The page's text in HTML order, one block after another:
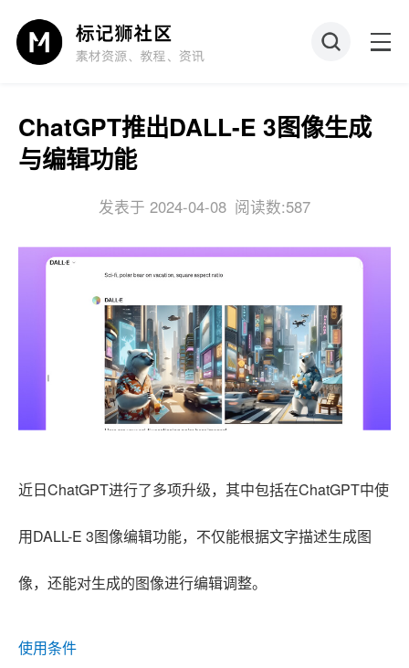
ChatGPT推出DALL-E 3图像生成
与编辑功能
发表于 2024-04-08 阅读数:587
近日ChatGPT进行了多项升级，其中包括在ChatGPT中使
用DALL-E 3图像编辑功能，不仅能根据文字描述生成图
像，还能对生成的图像进行编辑调整。
使用条件